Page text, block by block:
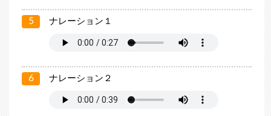
5 ナレーション１
6 ナレーション２